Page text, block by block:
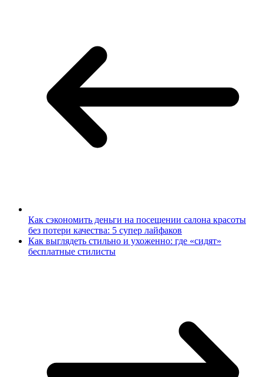
Как сэкономить деньги на посещении салона красоты
без потери качества: 5 супер лайфаков
Как выглядеть стильно и ухоженно: где «сидят»
бесплатные стилисты